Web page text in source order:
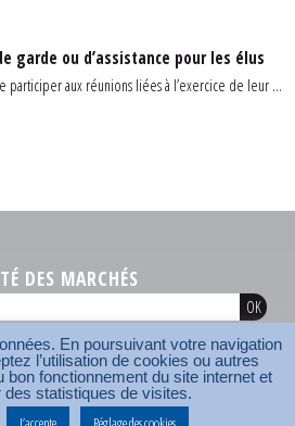
garde ou d’assistance pour les élus
participer aux réunions liées à l’exercice de leur ...
DES MARCHÉS
Mentions légales
Contact
En poursuivant votre navigation
l’utilisation de cookies ou autres
fonctionnement du site internet et
des statistiques de visites.